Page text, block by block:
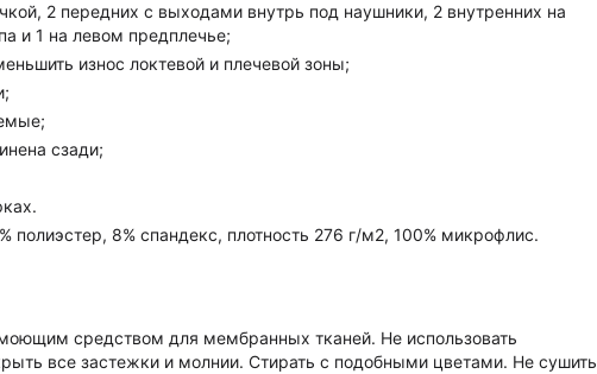
2 передних с выходами внутрь под наушники, 2 внутренних на
и 1 на левом предплечье;
износ локтевой и плечевой зоны;
сзади;
полиэстер, 8% спандекс, плотность 276 г/м2, 100% микрофлис.
средством для мембранных тканей. Не использовать
все застежки и молнии. Стирать с подобными цветами. Не сушить